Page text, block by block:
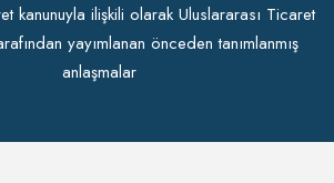
kanunuyla ilişkili olarak Uluslararası Ticaret
yayımlanan önceden tanımlanmış
anlaşmalar